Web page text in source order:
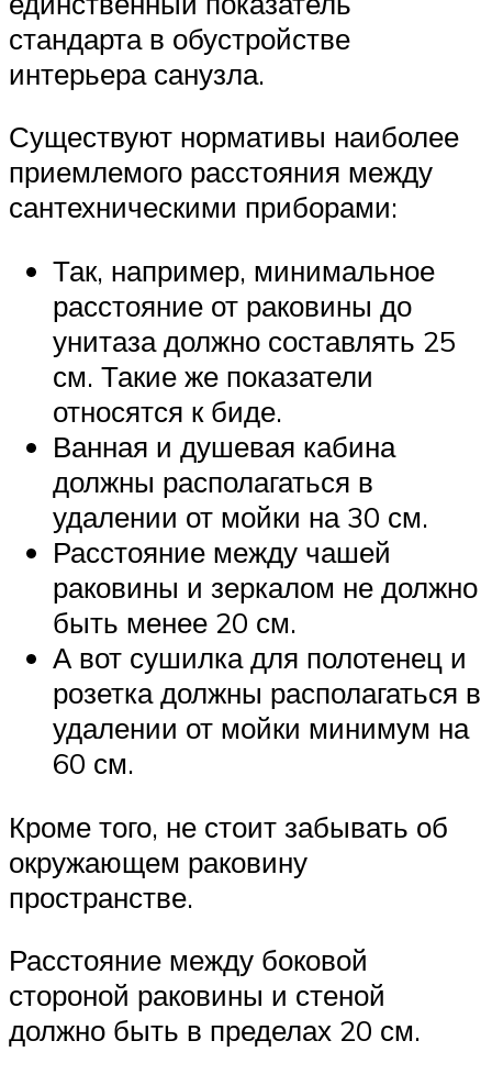
стандарта в обустройстве
интерьера санузла.
Существуют нормативы наиболее
приемлемого расстояния между
сантехническими приборами:
Так, например, минимальное
расстояние от раковины до
унитаза должно составлять 25
см. Такие же показатели
относятся к биде.
Ванная и душевая кабина
должны располагаться в
удалении от мойки на 30 см.
Расстояние между чашей
раковины и зеркалом не должно
быть менее 20 см.
А вот сушилка для полотенец и
розетка должны располагаться в
удалении от мойки минимум на
60 см.
Кроме того, не стоит забывать об
окружающем раковину
пространстве.
Расстояние между боковой
стороной раковины и стеной
должно быть в пределах 20 см.